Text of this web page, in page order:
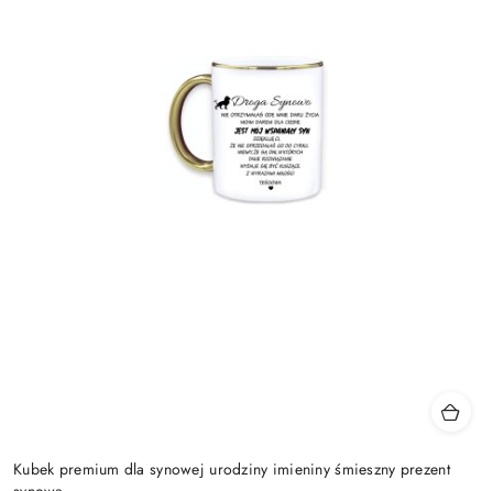
Kubek premium dla synowej urodziny imieniny śmieszny prezent